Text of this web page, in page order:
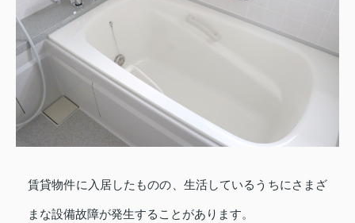
賃貸物件に入居したものの、生活しているうちにさまざ
まな設備故障が発生することがあります。